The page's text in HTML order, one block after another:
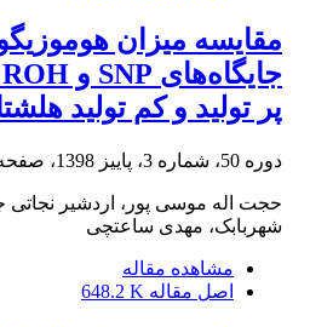
مقایسه میزان
پر ‌تولید و کم‌ تولید
دوره 50، شماره 3، پاییز 1398، صفحه
حجت اله موسی پور، اردشیر نجاتی
شهربابک، مهدی ساعتچی
مشاهده مقاله
اصل مقاله 648.2 K